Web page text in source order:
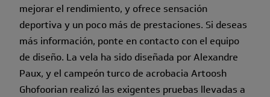
mejorar el rendimiento, y ofrece sensación
deportiva y un poco más de prestaciones. Si deseas
más información, ponte en contacto con el equipo
de diseño. La vela ha sido diseñada por Alexandre
Paux, y el campeón turco de acrobacia Artoosh
Ghofoorian realizó las exigentes pruebas llevadas a